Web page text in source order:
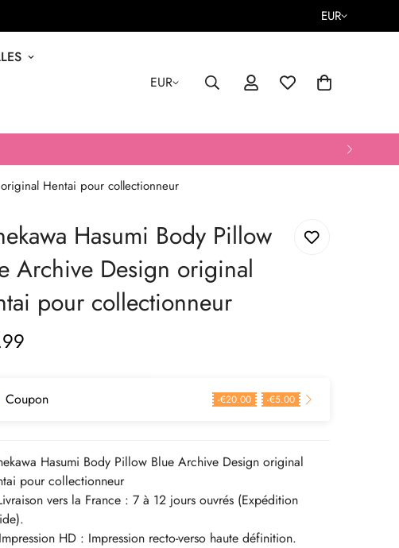
EUR
EUR
Hentai pour collectionneur
Hasumi Body Pillow
Archive Design original
pour collectionneur
Coupon -€20.00 -€5.00
Hasumi Body Pillow Blue Archive Design original
pour collectionneur
vers la France : 7 à 12 jours ouvrés (Expédition
HD : Impression recto-verso haute définition.